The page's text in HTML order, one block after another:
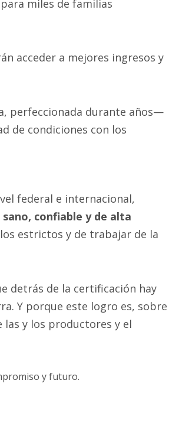
miles de familias
acceder a mejores ingresos y
perfeccionada durante años—
de condiciones con los
federal e internacional,
sano, confiable y de alta
estrictos y de trabajar de la
detrás de la certificación hay
Y porque este logro es, sobre
y los productores y el
y futuro.